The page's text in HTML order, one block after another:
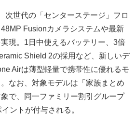
次世代の「センターステージ」フロ
Fusionカメラシステムや最新
現。1日中使えるバッテリー、3倍
Shield 2の採用など、新しいデ
Airは薄型軽量で携帯性に優れるモ
なお、対象モデルは「家族まとめ
で、同一ファミリー割引グループ
ントが付与される。